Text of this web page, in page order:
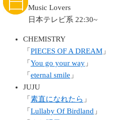
Music Lovers
日本テレビ系 22:30~
CHEMISTRY
「 PIECES OF A DREAM 」
「 You go your way 」
「 eternal smile 」
JUJU
「 素直になれたら 」
「 Lullaby Of Birdland 」